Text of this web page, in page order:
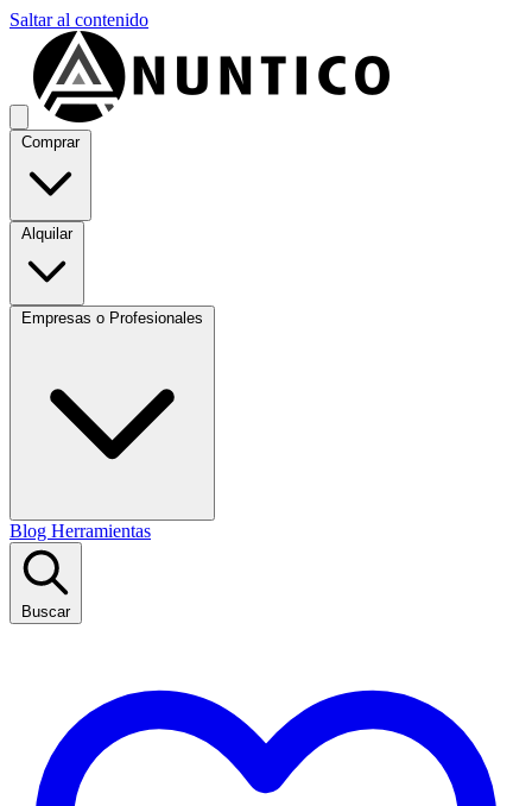
Saltar al contenido
Comprar
Alquilar
Empresas o Profesionales
Blog Herramientas
Buscar